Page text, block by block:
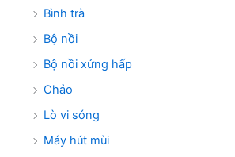
Bình trà
Bộ nồi
Bộ nồi xửng hấp
Chảo
Lò vi sóng
Máy hút mùi